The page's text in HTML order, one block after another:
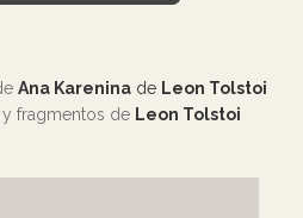
Ana Karenina de Leon Tolstoi
fragmentos de Leon Tolstoi